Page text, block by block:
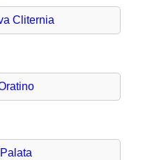
Cliternia